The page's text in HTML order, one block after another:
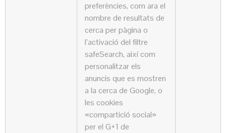
preferències, com ara el
nombre de resultats de
cerca per pàgina o
l’activació del filtre
safeSearch, així com
personalitzar els
anuncis que es mostren
a la cerca de Google, o
les cookies
«compartició social»
per el G+1 de